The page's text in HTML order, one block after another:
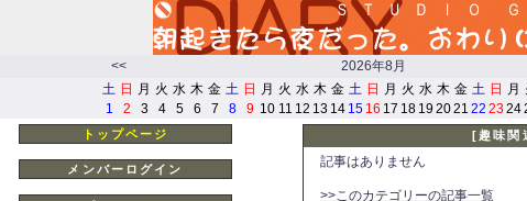
<< 2026年8月
土 日 月 火 水 木 金 土 日 月 火 水 木 金 土 日 月 火 水 木 金 土 日 月
1
2 3 4 5 6 7 8 9 10 11 12 13 14 15 16 17 18 19 2021 22 23 24
トップページ
メンバーログイン
[趣味関
記事はありません
>>このカテゴリーの記事一覧